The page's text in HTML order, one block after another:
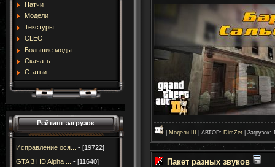
Патчи
Модели
Текстуры
CLEO
Большие моды
Скачать
Статьи
Рейтинг загрузок
Исправление ося...
- [19722]
GTA 3 HD Alpha ...
- [11640]
Модели III | АВТОР: DimZet |
Пакет разных звуков